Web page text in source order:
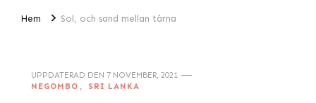
Hem Sol, och sand mellan tårna
UPPDATERAD DEN 7 NOVEMBER, 2021
NEGOMBO
SRI LANKA